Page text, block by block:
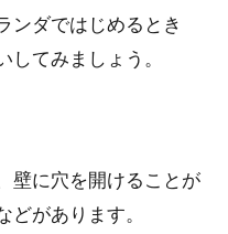
ンダではじめるとき
てみましょう。
壁に穴を開けることが
があります。